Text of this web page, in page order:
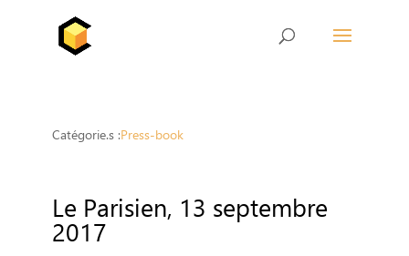
Catégorie.s :Press-book
Le Parisien, 13 septembre
2017